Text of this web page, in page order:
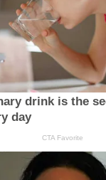
drink is the
day
CTA Favorite